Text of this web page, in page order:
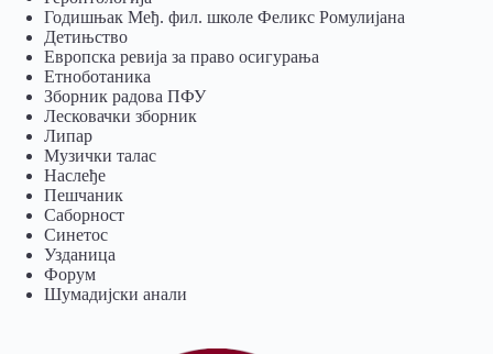
Годишњак Међ. фил. школе Феликс Ромулијана
Детињство
Европска ревија за право осигурања
Eтноботаника
Зборник радова ПФУ
Лесковачки зборник
Липар
Музички талас
Наслеђе
Пешчаник
Саборност
Синетос
Узданица
Форум
Шумадијски анали